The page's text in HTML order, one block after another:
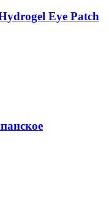
Eye Patch